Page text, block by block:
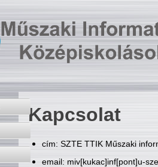
Kapcsolat
cím: SZTE TTIK Műszaki
email: miv[kukac]inf[pont]u-